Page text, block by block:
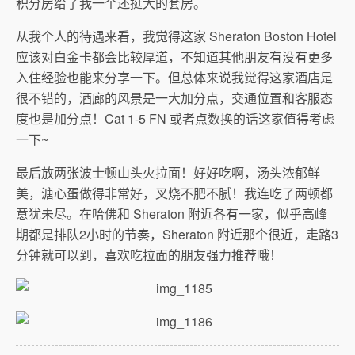
从我个人的待遇来看，我觉得这家 Sheraton Boston Hotel
应该对白金卡都会比较厚道，不知道其他朋友有没有更多
入住经验也能来分享一下。但总体来说我觉得这家酒店是
很不错的，酒廊的风景是一大加分点，交通位置和客服态
度也是加分点！Cat 1-5 FN 或者点数换的话这家值得考虑
一下~
最后放两张波士顿山头火拉面！好好吃啊，汤头浓郁鲜
美，溏心蛋做得非常好，叉烧不肥不腻！我连吃了两顿都
意犹未尽。在哈佛和 Sheraton 附近各有一家，似乎高峰
期都是排队2小时的节奏，Sheraton 附近那个很近，走路3
分钟就可以到，喜欢吃拉面的朋友强力推荐哦！